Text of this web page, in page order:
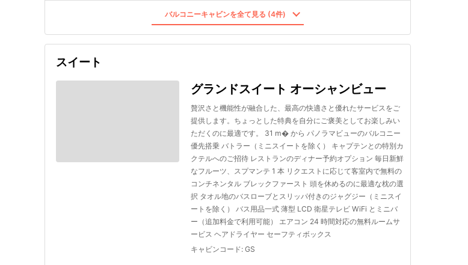
バルコニーキャビンを全て見る (4件)
スイート
グランドスイート オーシャンビュー
贅沢さと機能性が融合した、最高の快適さと優れたサービスをご
提供します。ちょっとした特典を自分にご褒美としてお楽しみい
ただくのに最適です。 31 m� から パノラマビューのバルコニー
優先搭乗 バトラー（ミニスイートを除く） キャプテンとの特別カ
クテルへのご招待 レストランのディナー予約オプション 毎日新鮮
なフルーツ、スプマンテ 1 本 リクエストに応じて客室内で無料の
コンチネンタル ブレックファースト 頭を休めるのに最適な枕の選
択 タオル地のバスローブとスリッパ付きのジャグジー（ミニスイ
ートを除く） バス用品一式 薄型 LCD 衛星テレビ WiFi とミニバ
ー（追加料金で利用可能） エアコン 24 時間対応の無料ルームサ
ービス ヘアドライヤー セーフティボックス
キャビンコード: GS